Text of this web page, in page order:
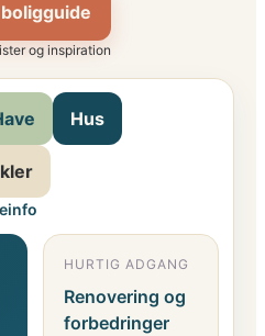
og inspiration
Hus
HURTIG ADGANG
Renovering og
forbedringer